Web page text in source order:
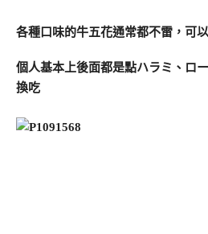
各種口味的牛五花通常都不雷，可
個人基本上後面都是點ハラミ、ロ
換吃